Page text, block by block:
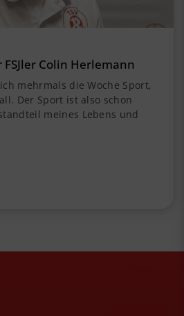
Colin Herlemann
mehrmals die Woche Sport,
Der Sport ist also schon
meines Lebens und